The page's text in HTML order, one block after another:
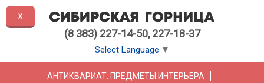
(8 383) 227-14-50, 227-18-37
Select Language ▼
АНТИКВАРИАТ. ПРЕДМЕТЫ ИНТЕРЬЕРА
X